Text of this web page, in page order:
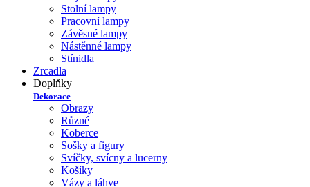
Stolní lampy
Pracovní lampy
Závěsné lampy
Nástěnné lampy
Stínidla
Zrcadla
Doplňky
Dekorace
Obrazy
Různé
Koberce
Sošky a figury
Svíčky, svícny a lucerny
Košíky
Vázy a láhve